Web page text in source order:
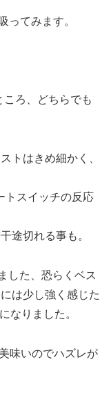
ってみます。
ころ、どちらでも
トはきめ細かく、
トスイッチの反応
途切れる事も。
した、恐らくベス
は少し強く感じた
なりました。
味いのでハズレが